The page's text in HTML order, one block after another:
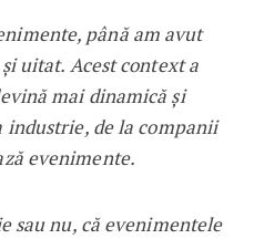
până am avut
uitat. Acest context a
mai dinamică și
de la companii
evenimente.
sau nu, că evenimentele